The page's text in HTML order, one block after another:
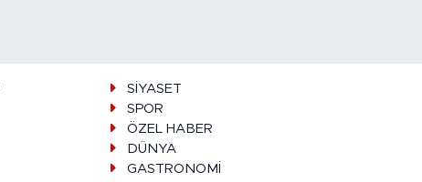
SİYASET
SPOR
ÖZEL HABER
DÜNYA
GASTRONOMİ